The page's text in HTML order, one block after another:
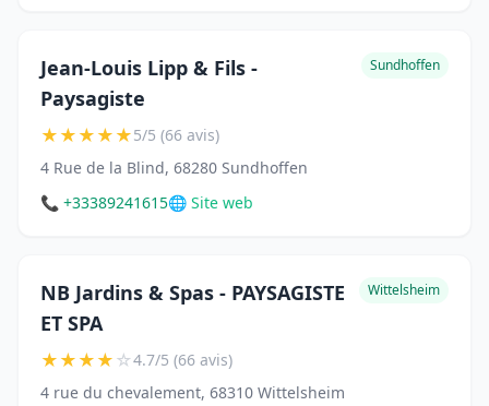
Jean-Louis Lipp & Fils -
Paysagiste
Sundhoffen
★★★★★5/5 (66 avis)
4 Rue de la Blind, 68280 Sundhoffen
📞 +33389241615🌐 Site web
NB Jardins & Spas - PAYSAGISTE
ET SPA
Wittelsheim
★★★★☆4.7/5 (66 avis)
4 rue du chevalement, 68310 Wittelsheim